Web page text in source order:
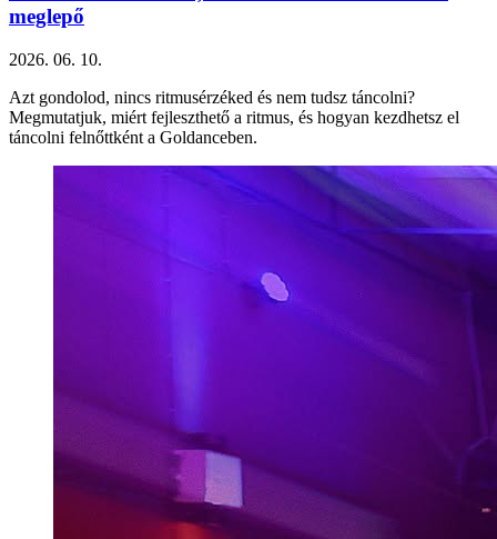
meglepő
2026. 06. 10.
Azt gondolod, nincs ritmusérzéked és nem tudsz táncolni?
Megmutatjuk, miért fejleszthető a ritmus, és hogyan kezdhetsz el
táncolni felnőttként a Goldanceben.